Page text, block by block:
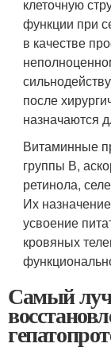
клеточную
функции при
в качестве
после
назначаются
Витаминные
группы В,
ретинола,
Их
усвоение
кровяных
Самый